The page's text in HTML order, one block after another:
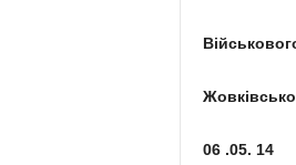
06